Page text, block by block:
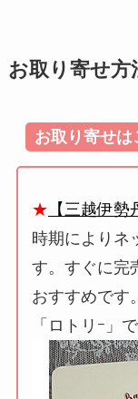
お取り寄せ方
お取り寄せは
★ 【三越伊
時期によりネ
す。すぐに完
おすすめです。
「ロトリｰ」